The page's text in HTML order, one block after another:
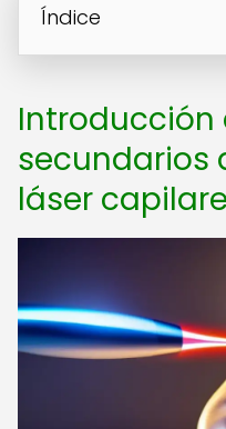
Índice
Introducción
secundarios
láser